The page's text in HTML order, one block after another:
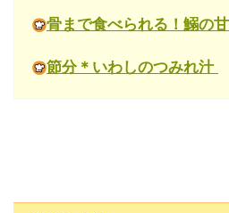
骨まで食べられる！鰯の
節分＊いわしのつみれ汁